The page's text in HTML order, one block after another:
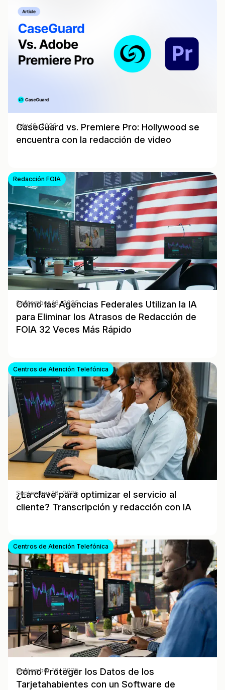
CaseGuard vs. Premiere Pro: Hollywood se
encuentra con la redacción de video
July 16, 2026
Redacción FOIA
Cómo las Agencias Federales Utilizan la IA
para Eliminar los Atrasos de Redacción de
FOIA 32 Veces Más Rápido
September 16, 2025
Centros de Atención Telefónica
¿La clave para optimizar el servicio al
cliente? Transcripción y redacción con IA
September 16, 2025
Centros de Atención Telefónica
Cómo Proteger los Datos de los
Tarjetahabientes con un Software de
September 16, 2025